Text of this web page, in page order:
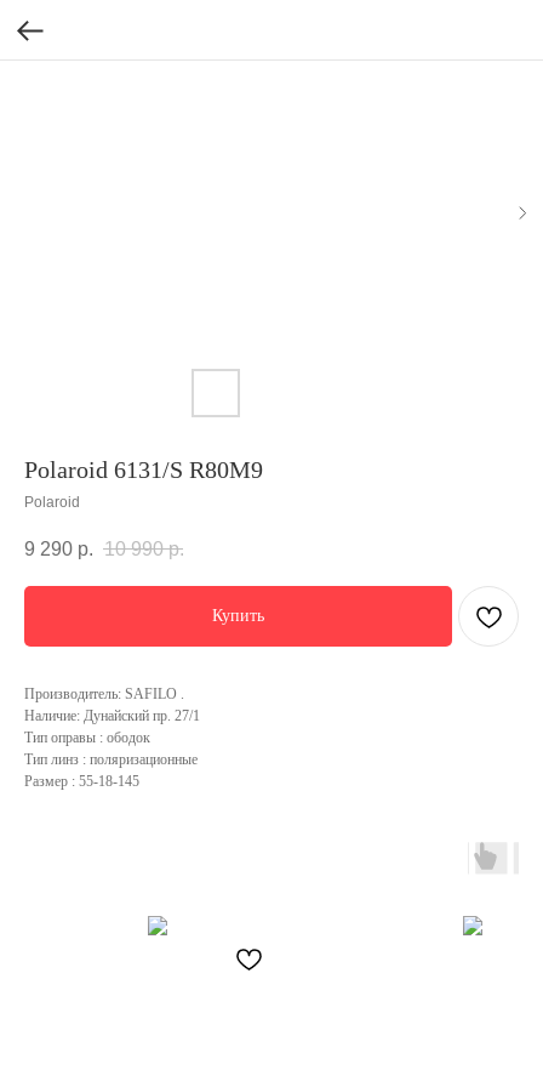
Polaroid 6131/S R80M9
Polaroid
9 290 р. 10 990 р.
Купить
Производитель: SAFILO .
Наличие: Дунайский пр. 27/1
Тип оправы : ободок
Тип линз : поляризационные
Размер : 55-18-145